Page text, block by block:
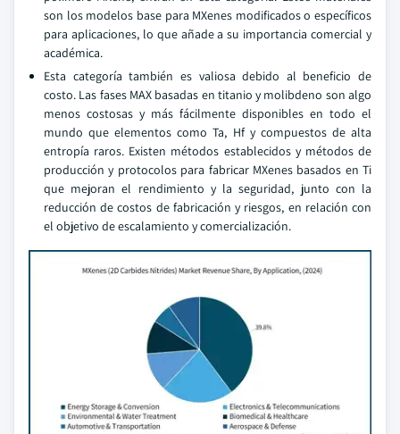
son los modelos base para MXenes modificados o específicos
para aplicaciones, lo que añade a su importancia comercial y
académica.
Esta categoría también es valiosa debido al beneficio de
costo. Las fases MAX basadas en titanio y molibdeno son algo
menos costosas y más fácilmente disponibles en todo el
mundo que elementos como Ta, Hf y compuestos de alta
entropía raros. Existen métodos establecidos y métodos de
producción y protocolos para fabricar MXenes basados en Ti
que mejoran el rendimiento y la seguridad, junto con la
reducción de costos de fabricación y riesgos, en relación con
el objetivo de escalamiento y comercialización.